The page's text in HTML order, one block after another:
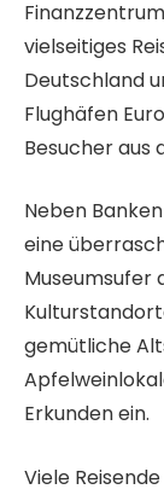
vielseitiges
Deutschland
Flughäfen
Besucher aus
Neben
eine
Museumsufer
gemütliche
Erkunden ein.
Viele